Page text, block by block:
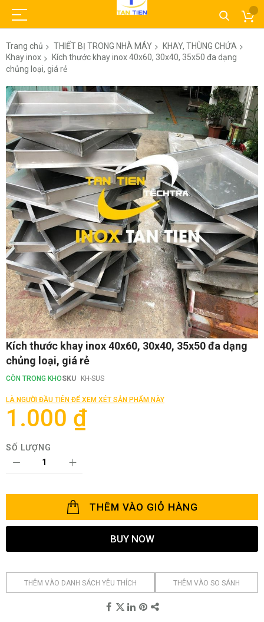
Trang chủ THIẾT BỊ TRONG NHÀ MÁY
KHAY, THÙNG CHỨA
Khay inox
Kích thước khay inox 40x60, 30x40, 35x50 đa dạng
chủng loại, giá rẻ
Chuyển
đến
phần
đầu
của
thư
viện
hình
ảnh
Chuyển
đến
phần
đầu
của
viện
hình
Kích thước khay inox 40x60, 30x40, 35x50 đa dạng
chủng loại, giá rẻ
CÒN TRONG KHOSKU KH-SUS
LÀ NGƯỜI ĐẦU TIÊN ĐỂ XEM XÉT SẢN PHẨM NÀY
1.000 ₫
SỐ LƯỢNG
THÊM VÀO GIỎ HÀNG
BUY NOW
THÊM VÀO DANH SÁCH YÊU THÍCH THÊM VÀO SO SÁNH